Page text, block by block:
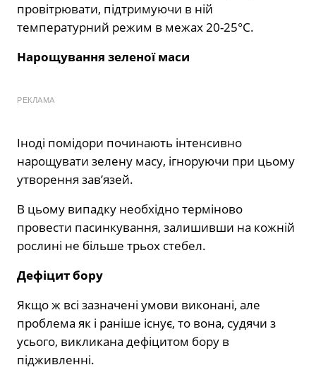
провітрювати, підтримуючи в ній
температурний режим в межах 20-25°С.
Нарощування зеленої маси
РЕКЛАМА
Іноді помідори починають інтенсивно
нарощувати зелену масу, ігноруючи при цьому
утворення зав’язей.
В цьому випадку необхідно терміново
провести пасинкування, залишивши на кожній
рослині не більше трьох стебел.
Дефіцит бору
Якщо ж всі зазначені умови виконані, але
проблема як і раніше існує, то вона, судячи з
усього, викликана дефіцитом бору в
підживленні.